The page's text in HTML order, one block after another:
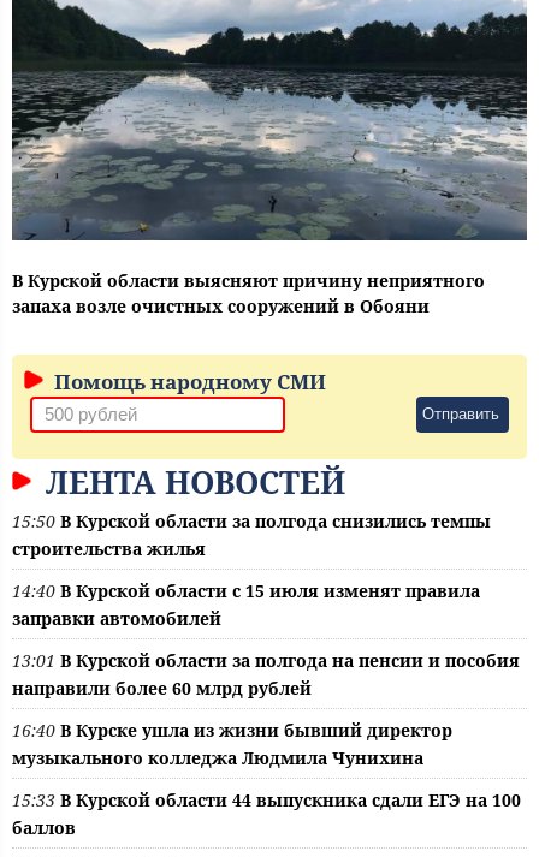
В Курской области выясняют причину неприятного
запаха возле очистных сооружений в Обояни
Помощь народному СМИ
Отправить
ЛЕНТА НОВОСТЕЙ
15:50 В Курской области за полгода снизились темпы
строительства жилья
14:40 В Курской области с 15 июля изменят правила
заправки автомобилей
13:01 В Курской области за полгода на пенсии и пособия
направили более 60 млрд рублей
16:40 В Курске ушла из жизни бывший директор
музыкального колледжа Людмила Чунихина
15:33 В Курской области 44 выпускника сдали ЕГЭ на 100
баллов